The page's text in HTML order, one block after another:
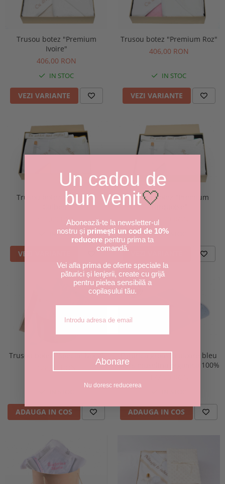
Trusou botez "Premium
Ivoire"
406,00 RON
IN STOC
VEZI VARIANTE
Trusou botez "Premium Roz"
406,00 RON
IN STOC
VEZI VARIANTE
Trusou botez "Premium
Galben"
406,00 RON
IN STOC
VEZI VARIANTE
Trusou botez "Premium
Turquoise"
406,00 RON
IN STOC
Trusou botez "Special Ivory"
ADAUGA IN COS
Paturica groasa culoare bleu
Stars muselina organica 100%
ADAUGA IN COS
Un cadou de
bun venit🤍
Abonează-te la newsletter-ul
nostru și primești un cod de 10%
reducere pentru prima ta
comandă.
Vei afla prima de oferte speciale la
păturici și lenjerii, create cu grijă
pentru pielea sensibilă a
copilașului tău.
Abonare
Nu doresc reducerea